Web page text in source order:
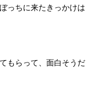
っちに来たきっかけは
もらって、面白そうだ